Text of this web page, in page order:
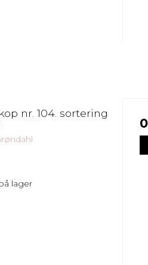
nr. 104. sortering
lager